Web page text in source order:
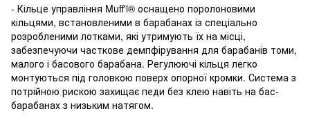
- Кільце управління Muff'l® оснащено поролоновими
кільцями, встановленими в барабанах із спеціально
розробленими лотками, які утримують їх на місці,
забезпечуючи часткове демпфірування для барабанів томи,
малого і басового барабана. Регулюючі кільця легко
монтуються під головкою поверх опорної кромки. Система з
потрійною рискою захищає педи без клею навіть на бас-
барабанах з низьким натягом.